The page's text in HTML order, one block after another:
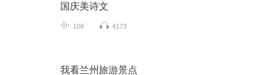
国庆美诗文
108 4173
我看兰州旅游景点